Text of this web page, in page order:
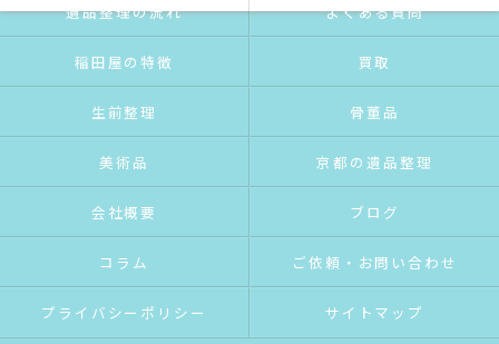
遺品整理の流れ よくある質問
稲田屋の特徴 買取
生前整理 骨董品
美術品 京都の遺品整理
会社概要 ブログ
コラム ご依頼・お問い合わせ
プライバシーポリシー サイトマップ